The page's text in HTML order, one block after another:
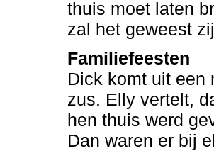
thuis moet laten
zal het geweest
Familiefeesten
Dick komt uit een
zus. Elly vertelt,
hen thuis werd
Dan waren er bij